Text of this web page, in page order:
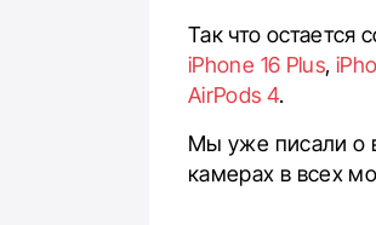
Так что
iPhone 16 Plus,
AirPods 4.
Мы уже писали о
камерах в всех